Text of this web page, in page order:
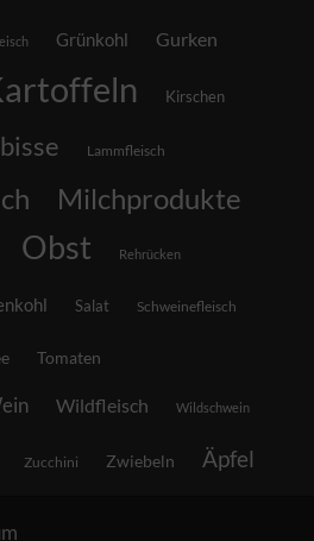
Grünkohl Gurken
Kirschen
Lammfleisch
Milchprodukte
Obst Rehrücken
Salat Schweinefleisch
Tomaten
Wildfleisch Wildschwein
Zucchini Zwiebeln Äpfel